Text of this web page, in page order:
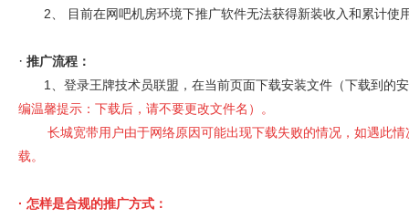
2、
目前在网吧机房环境下推广软件无法获得新装收入和累计使
· 推广流程：
1、登录王牌技术员联盟，在当前页面下载安装文件（下载到的
编温馨提示：下载后，请不要更改文件名 ）。
长城宽带用户由于网络原因可能出现下载失败的情况，如遇此
载。
· 怎样是合规的推广方式：